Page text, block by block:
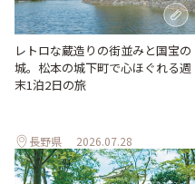
レトロな蔵造りの街並みと国宝の
城。松本の城下町で心ほぐれる週
末1泊2日の旅
長野県 2026.07.28